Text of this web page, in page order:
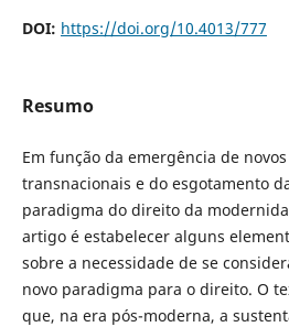
DOI: https://doi.org/10.4013/777
Resumo
Em função da emergência de
transnacionais e do esgotamento
paradigma do direito da
artigo é estabelecer alguns
sobre a necessidade de se
novo paradigma para o direito. O
que, na era pós-moderna, a